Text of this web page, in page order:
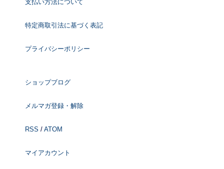
支払い方法について
特定商取引法に基づく表記
プライバシーポリシー
ショップブログ
メルマガ登録・解除
RSS / ATOM
マイアカウント